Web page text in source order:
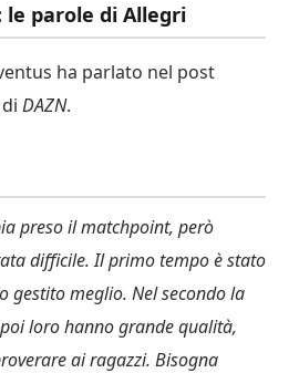
parole di Allegri
ha parlato nel post
DAZN.
preso il matchpoint, però
difficile. Il primo tempo è stato
gestito meglio. Nel secondo la
loro hanno grande qualità,
ai ragazzi. Bisogna